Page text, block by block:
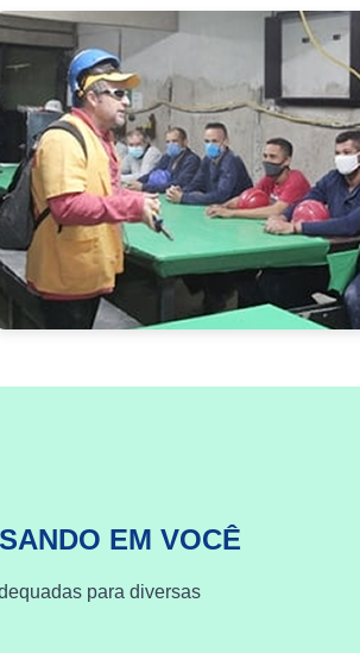
EM VOCÊ
para diversas